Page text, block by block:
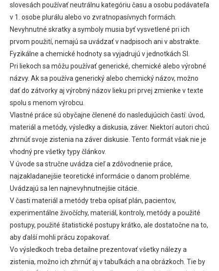
slovesách používať neutrálnu kategóriu času a osobu podávateľa
v 1. osobe plurálu alebo vo zvratnopasívnych formách.
Nevyhnutné skratky a symboly musia byť vysvetlené pri ich
prvom použití, nemajú sa uvádzať v nadpisoch ani v abstrakte.
Fyzikálne a chemické hodnoty sa vyjadrujú v jednotkách SI.
Pri liekoch sa môžu používať generické, chemické alebo výrobné
názvy. Ak sa používa generický alebo chemický názov, možno
dať do zátvorky aj výrobný názov lieku pri prvej zmienke v texte
spolu s menom výrobcu.
Vlastné práce sú obyčajne členené do nasledujúcich častí: úvod,
materiál a metódy, výsledky a diskusia, záver. Niektorí autori chcú
zhrnúť svoje zistenia na záver diskusie. Tento formát však nie je
vhodný pre všetky typy článkov.
V úvode sa stručne uvádza cieľ a zdôvodnenie práce,
najzakladanejšie teoretické informácie o danom probléme.
Uvádzajú sa len najnevyhnutnejšie citácie.
V časti materiál a metódy treba opísať plán, pacientov,
experimentálne živočíchy, materiál, kontroly, metódy a použité
postupy, použité štatistické postupy krátko, ale dostatočne na to,
aby ďalší mohli prácu zopakovať.
Vo výsledkoch treba detailne prezentovať všetky nálezy a
zistenia, možno ich zhrnúť aj v tabuľkách a na obrázkoch. Tie by